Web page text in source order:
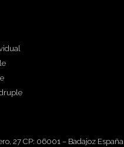
27 CP: 06001 – Badajoz España